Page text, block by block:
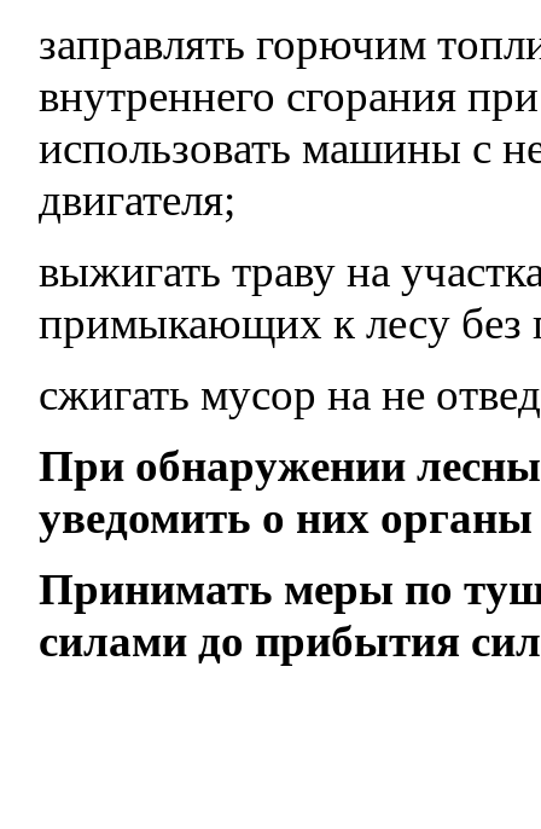
заправлять горючим
внутреннего сгорания
использовать машины с
двигателя;
выжигать траву на
примыкающих к лесу без
сжигать мусор на не
При обнаружении
уведомить о них
Принимать меры по
силами до прибытия